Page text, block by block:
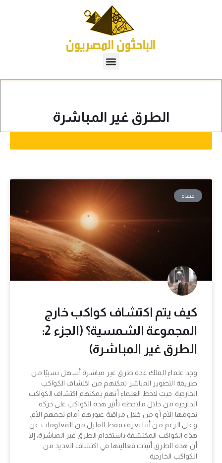
الطرق غير المباشرة
فضاء
كيف يتم اكتشاف كواكب خارج
المجموعة الشمسية؟ (الجزء 2:
الطرق غير المباشرة)
وجد علماء الفلك عدة طرق غير مباشرة أسهل نسبيًا من
طريقة التصوير المباشر تمكنهم من اكتشاف الكواكب
الخارجية. حيث لاحظ العلماء أنهم يمكنهم اكتشاف الكواكب
الخارجية من خلال ملاحظة تأثير هذه الكواكب على حركة
نجومها الأم أو من خلال مراقبة عبورهم أمام نجمهم الأم.
وعلى الرغم من أننا نعرف فقط القليل من المعلومات عن
هذه الكواكب المكتشفة باستخدام الطرق غير المباشرة، إلا
أن هذه الطرق أثبتت فعاليتها في اكتشاف العديد من
الكواكب الخارجية.